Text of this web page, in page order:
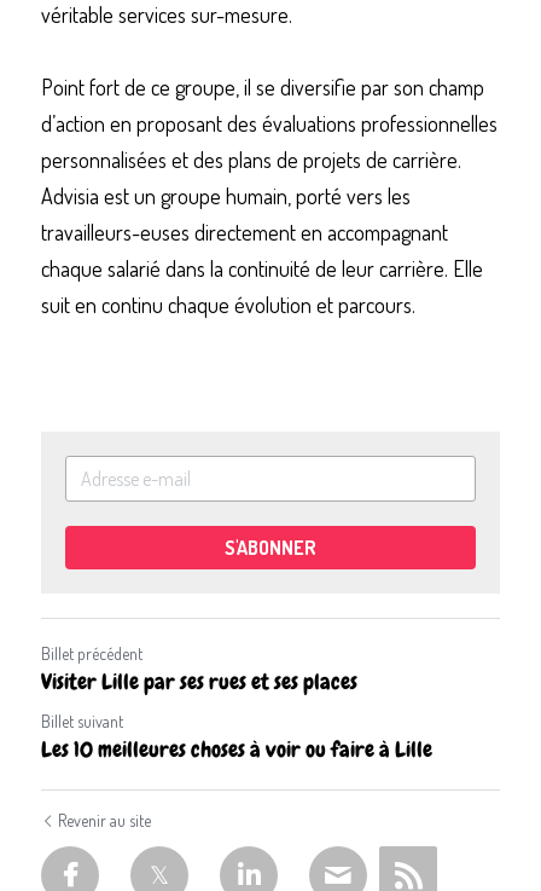
véritable services sur-mesure.
Point fort de ce groupe, il se diversifie par son champ
d’action en proposant des évaluations professionnelles
personnalisées et des plans de projets de carrière.
Advisia est un groupe humain, porté vers les
travailleurs-euses directement en accompagnant
chaque salarié dans la continuité de leur carrière. Elle
suit en continu chaque évolution et parcours.
S'ABONNER
Billet précédent
Visiter Lille par ses rues et ses places
Billet suivant
Les 10 meilleures choses à voir ou faire à Lille
Revenir au site